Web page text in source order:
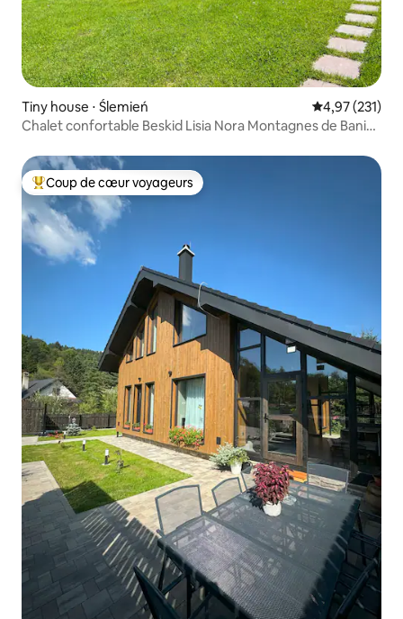
Tiny house ⋅ Ślemień Évaluation
4,97 (231)
Chalet confortable Beskid Lisia Nora Montagnes de Bania
Coups de cœur voyageurs les plus appréciés
Coup de cœur voyageurs